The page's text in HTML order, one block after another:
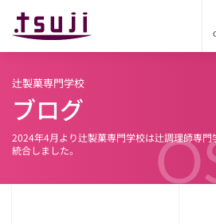
辻製菓専門学校
ブログ
2024年4月より辻製菓専門学校は辻調理師専門
統合しました。